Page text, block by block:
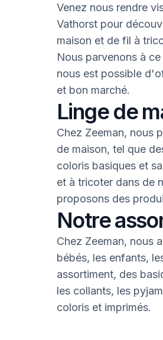
Venez nous rendre
Vathorst pour
maison et de fil à
Nous parvenons à
nous est possible
et bon marché.
Linge de
Chez Zeeman, nous
de maison, tel que
coloris basiques et
et à tricoter dans de
proposons des
Notre
Chez Zeeman, nous
bébés, les enfants,
assortiment, des
les collants, les
coloris et imprimés.